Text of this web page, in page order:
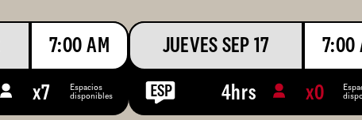
7:00 AM
x7 Espacios
disponibles
JUEVES SEP 17 7:00
4hrs x0